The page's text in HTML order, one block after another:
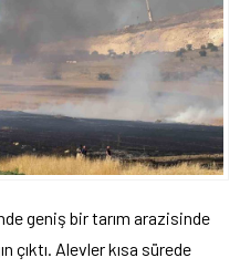
geniş bir tarım arazisinde
çıktı. Alevler kısa sürede